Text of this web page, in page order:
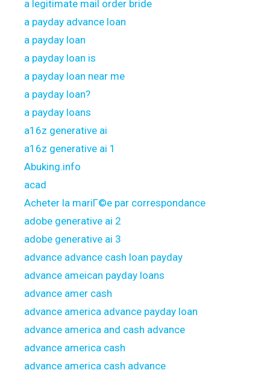
a legitimate mail order bride
a payday advance loan
a payday loan
a payday loan is
a payday loan near me
a payday loan?
a payday loans
a16z generative ai
a16z generative ai 1
Abuking.info
acad
Acheter la mariГ©e par correspondance
adobe generative ai 2
adobe generative ai 3
advance advance cash loan payday
advance ameican payday loans
advance amer cash
advance america advance payday loan
advance america and cash advance
advance america cash
advance america cash advance